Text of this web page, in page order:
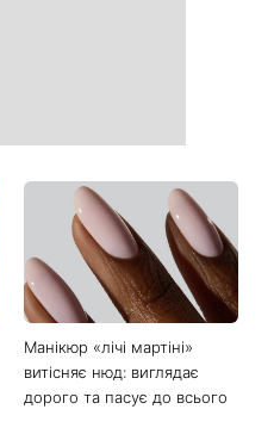
Манікюр «лічі мартіні»
витісняє нюд: виглядає
дорого та пасує до всього